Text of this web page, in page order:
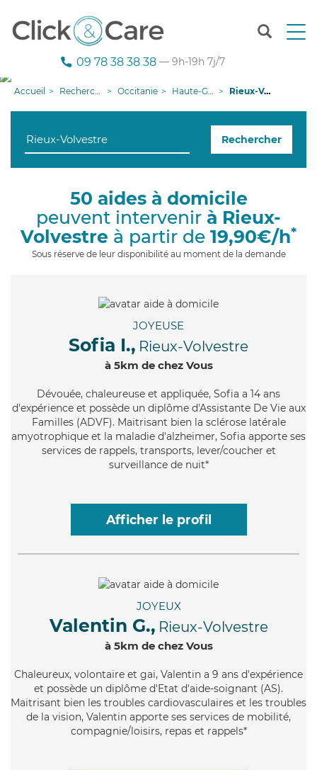
T
n
g
o
09 78 38 38 38 — 9h-19h 7j/7
Accueil Recherche aide à domicile Occitanie Haute-Garonne Rieux-Volvestre
Rechercher
50 aides à domicile
peuvent intervenir à Rieux-
Volvestre à partir de 19,90€/h*
Sous réserve de leur disponibilité au moment de la demande
JOYEUSE
Sofia I., Rieux-Volvestre
à 5km de chez Vous
Dévouée, chaleureuse et appliquée, Sofia a 14 ans
d'expérience et possède un diplôme d'Assistante De Vie aux
Familles (ADVF). Maitrisant bien la sclérose latérale
amyotrophique et la maladie d'alzheimer, Sofia apporte ses
services de rappels, transports, lever/coucher et
surveillance de nuit*
Afficher le profil
JOYEUX
Valentin G., Rieux-Volvestre
à 5km de chez Vous
Chaleureux, volontaire et gai, Valentin a 9 ans d'expérience
et possède un diplôme d'Etat d'aide-soignant (AS).
Maitrisant bien les troubles cardiovasculaires et les troubles
de la vision, Valentin apporte ses services de mobilité,
compagnie/loisirs, repas et rappels*